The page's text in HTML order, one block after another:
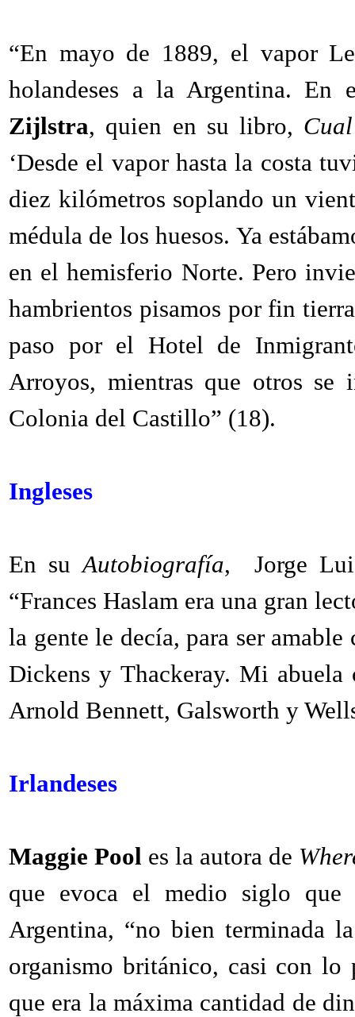
“En mayo de 1889, el vapor
holandeses a la Argentina.
Zijlstra, quien en su libro,
‘Desde el vapor hasta la costa
diez kilómetros soplando un
médula de los huesos. Ya
en el hemisferio Norte. Pero
hambrientos pisamos por fin
paso por el Hotel de
Arroyos, mientras que otros se
Colonia del Castillo” (18).
Ingleses
En suAutobiografía,
Jorge
“Frances Haslam era una gran
la gente le decía, para ser
Dickens y Thackeray. Mi abuela
Arnold Bennett, Galsworth y
Irlandeses
Maggie Pool es la autora de
que evoca el medio siglo
Argentina, “no bien terminada
organismo británico, casi con lo
que era la máxima cantidad de